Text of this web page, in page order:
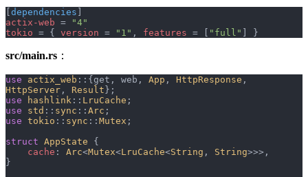
dependencies
actix-web =
"4"
tokio = { version = "1" , features = [ "full" ] }
src/main.rs ：
use actix_web ::{get, web, App , HttpResponse
HttpServer , Result };
use hashlink :: LruCache ;
use std :: sync :: Arc ;
use tokio :: sync :: Mutex ;
struct AppState {
    cache
: Arc<Mutex<LruCache<String , String>>>,
}